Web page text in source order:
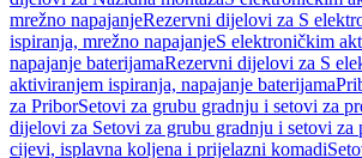
mrežno napajanjeRezervni dijelovi za S
ispiranja, mrežno napajanjeS elektroničkim
napajanje baterijamaRezervni dijelovi za S
aktiviranjem ispiranja, napajanje baterijama
za PriborSetovi za grubu gradnju i setovi za
dijelovi za Setovi za grubu gradnju i setovi za
cijevi, isplavna koljena i prijelazni komadi